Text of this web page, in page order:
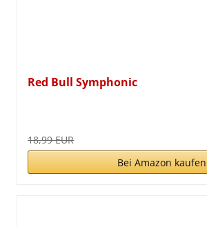
Red Bull Symphonic
18,99 EUR
Bei Amazon kaufen